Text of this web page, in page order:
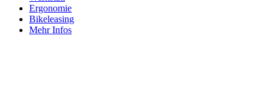
Ergonomie
Bikeleasing
Mehr Infos